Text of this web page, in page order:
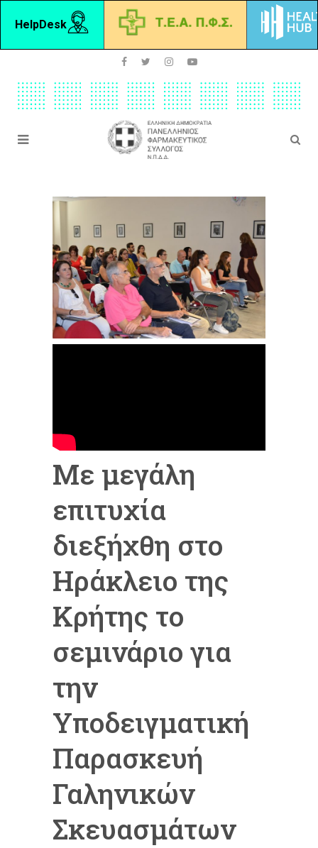
HelpDesk
Με μεγάλη
επιτυχία
διεξήχθη στο
Ηράκλειο της
Κρήτης το
σεμινάριο για
την
Υποδειγματική
Παρασκευή
Γαληνικών
Σκευασμάτων